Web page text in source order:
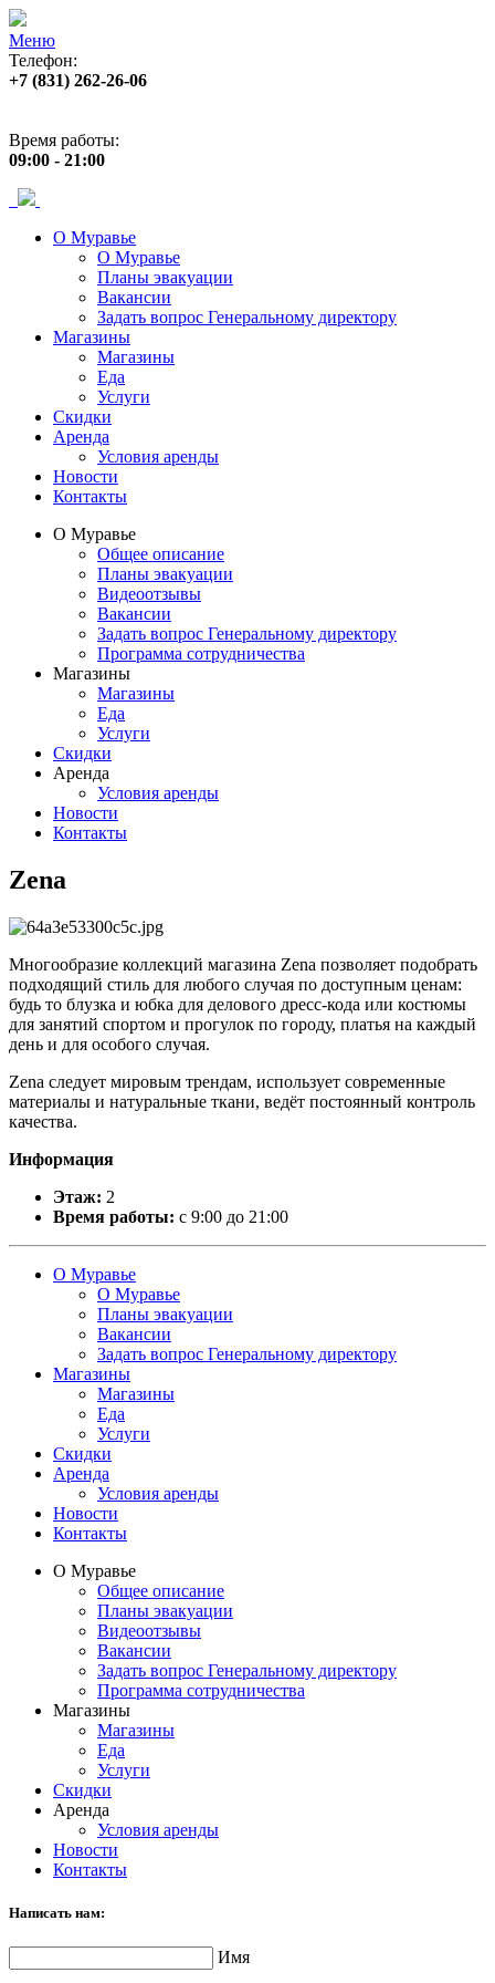
Меню
Телефон:
+7 (831) 262-26-06
Время работы:
09:00 - 21:00
О Муравье
О Муравье
Планы эвакуации
Вакансии
Задать вопрос Генеральному директору
Магазины
Магазины
Еда
Услуги
Скидки
Аренда
Условия аренды
Новости
Контакты
О Муравье
Общее описание
Планы эвакуации
Видеоотзывы
Вакансии
Задать вопрос Генеральному директору
Программа сотрудничества
Магазины
Магазины
Еда
Услуги
Скидки
Аренда
Условия аренды
Новости
Контакты
​Zena
Многообразие коллекций магазина Zena позволяет подобрать
подходящий стиль для любого случая по доступным ценам:
будь то блузка и юбка для делового дресс-кода или костюмы
для занятий спортом и прогулок по городу, платья на каждый
день и для особого случая.
Zena следует мировым трендам, использует современные
материалы и натуральные ткани, ведёт постоянный контроль
качества.
Информация
Этаж: 2
Время работы: с 9:00 до 21:00
О Муравье
О Муравье
Планы эвакуации
Вакансии
Задать вопрос Генеральному директору
Магазины
Магазины
Еда
Услуги
Скидки
Аренда
Условия аренды
Новости
Контакты
О Муравье
Общее описание
Планы эвакуации
Видеоотзывы
Вакансии
Задать вопрос Генеральному директору
Программа сотрудничества
Магазины
Магазины
Еда
Услуги
Скидки
Аренда
Условия аренды
Новости
Контакты
Написать нам:
Имя